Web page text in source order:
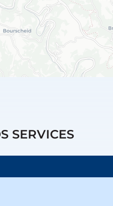
SERVICES